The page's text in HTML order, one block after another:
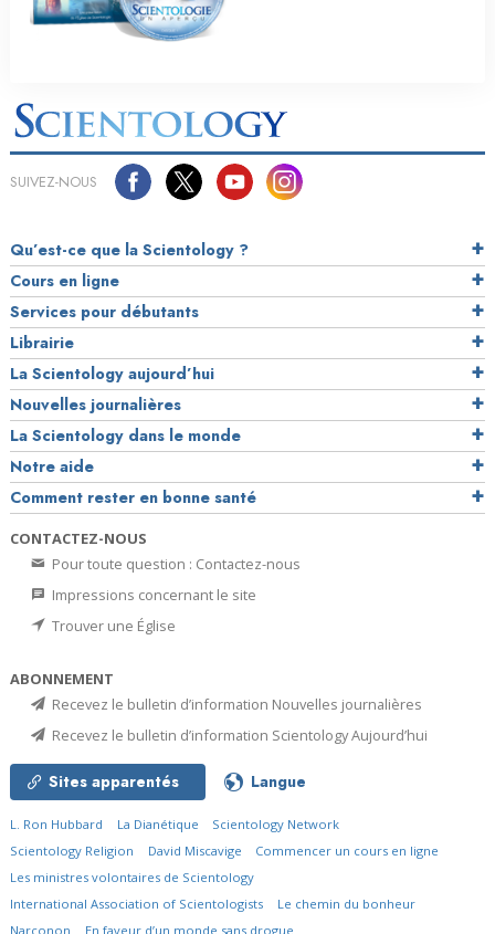
SUIVEZ-NOUS
Qu’est-ce que la Scientology ?
Cours en ligne
Services pour débutants
Librairie
La Scientology aujourd’hui
Nouvelles journalières
La Scientology dans le monde
Notre aide
Comment rester en bonne santé
CONTACTEZ-NOUS
Pour toute question : Contactez-nous
Impressions concernant le site
Trouver une Église
ABONNEMENT
Recevez le bulletin d’information Nouvelles journalières
Recevez le bulletin d’information Scientology Aujourd’hui
Sites apparentés Langue
L. Ron Hubbard La Dianétique
Scientology Network
Scientology Religion
David Miscavige
Commencer un cours en ligne
Les ministres volontaires de Scientology
International Association of Scientologists
Le chemin du bonheur
Narconon
En faveur d’un monde sans drogue